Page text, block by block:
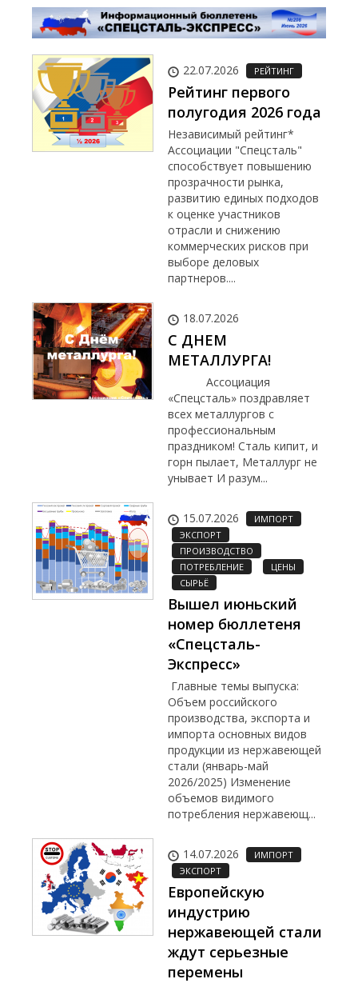
22.07.2026 РЕЙТИНГ
Рейтинг первого
полугодия 2026 года
Независимый рейтинг*
Ассоциации "Спецсталь"
способствует повышению
прозрачности рынка,
развитию единых подходов
к оценке участников
отрасли и снижению
коммерческих рисков при
выборе деловых
партнеров....
18.07.2026
С ДНЕМ
МЕТАЛЛУРГА!
Ассоциация
«Спецсталь» поздравляет
всех металлургов с
профессиональным
праздником! Сталь кипит, и
горн пылает, Металлург не
унывает И разум...
15.07.2026
ИМПОРТ
ЭКСПОРТ
ПРОИЗВОДСТВО
ПОТРЕБЛЕНИЕ
ЦЕНЫ
СЫРЬЁ
Вышел июньский
номер бюллетеня
«Спецсталь-
Экспресс»
Главные темы выпуска:
Объем российского
производства, экспорта и
импорта основных видов
продукции из нержавеющей
стали (январь-май
2026/2025) Изменение
объемов видимого
потребления нержавеющ...
14.07.2026
ИМПОРТ
ЭКСПОРТ
Европейскую
индустрию
нержавеющей стали
ждут серьезные
перемены